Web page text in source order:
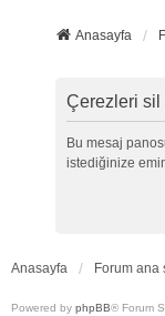
Anasayfa
Çerezleri sil
Bu mesaj
istediğinize
Anasayfa Forum ana
Powered by phpBB® Forum